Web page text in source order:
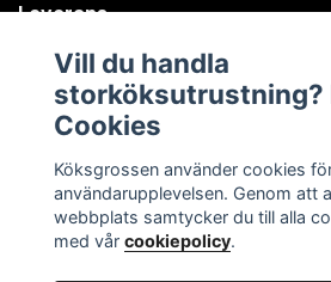
Leverans
Kundinformation
Vill du handla
storköksutrustning?
Cookies
Köksgrossen använder cookies
användarupplevelsen. Genom att
webbplats samtycker du till alla
med vår cookiepolicy.